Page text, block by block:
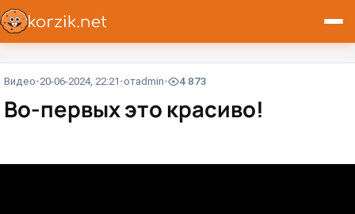
Видео 20-06-2024, 22:21 отadmin 4 873
Во-первых это красиво!